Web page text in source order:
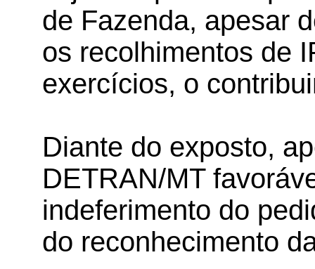
de Fazenda, apesar
os recolhimentos de
exercícios, o
Diante do exposto,
DETRAN/MT
indeferimento do
do reconhecimento